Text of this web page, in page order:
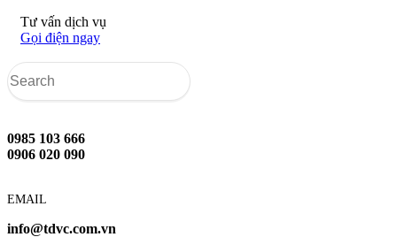
Tư vấn dịch vụ
Gọi điện ngay
0985 103 666
0906 020 090
EMAIL
info@tdvc.com.vn